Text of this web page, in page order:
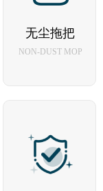
净化棉签
无尘拖把
NON-DUST MOP